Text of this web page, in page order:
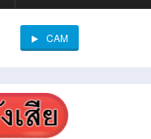
CAM